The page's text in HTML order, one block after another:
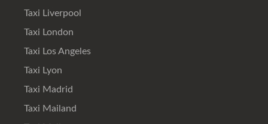
Taxi Liverpool
Taxi London
Taxi Los Angeles
Taxi Lyon
Taxi Madrid
Taxi Mailand